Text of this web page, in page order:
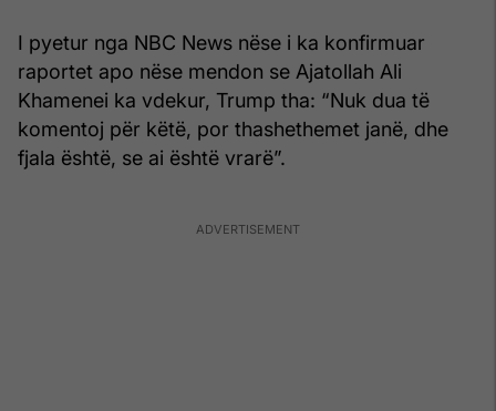
I pyetur nga NBC News nëse i ka konfirmuar
raportet apo nëse mendon se Ajatollah Ali
Khamenei ka vdekur, Trump tha: “Nuk dua të
komentoj për këtë, por thashethemet janë, dhe
fjala është, se ai është vrarë”.